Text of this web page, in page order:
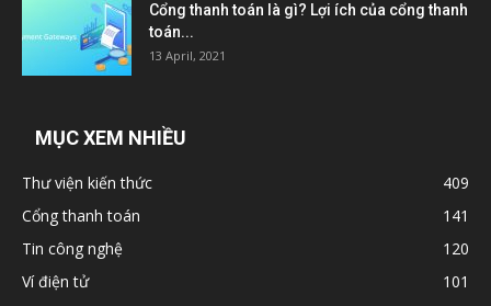
Cổng thanh toán là gì? Lợi ích của cổng thanh
toán...
13 April, 2021
MỤC XEM NHIỀU
Thư viện kiến thức
409
Cổng thanh toán
141
Tin công nghệ
120
Ví điện tử
101